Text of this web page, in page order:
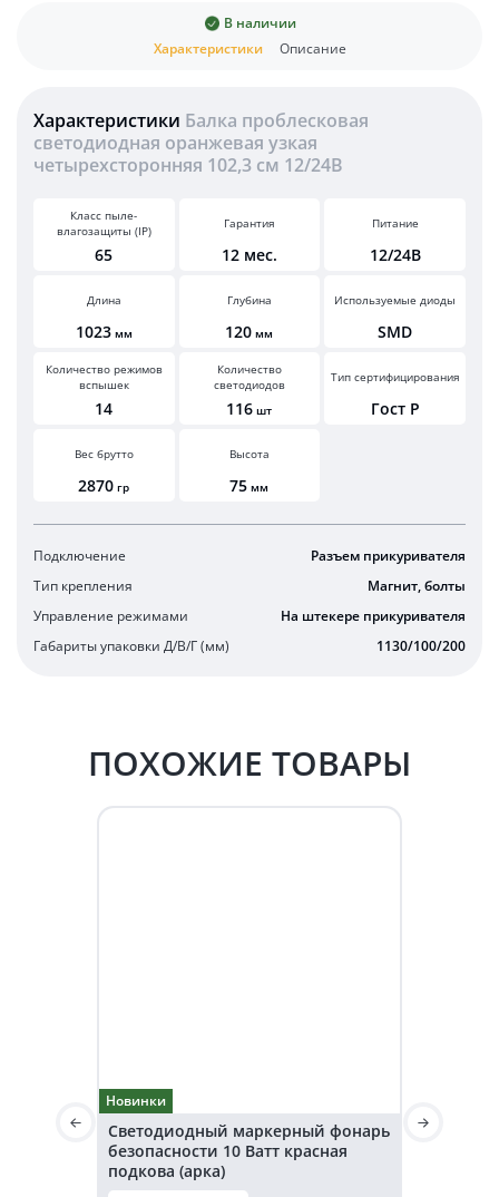
Характеристики Описание
В наличии
Характеристики Балка проблесковая
светодиодная оранжевая узкая
четырехсторонняя 102,3 см 12/24В
Класс пыле-
влагозащиты (IP)
65
Гарантия
12 мес.
Питание
12/24В
Длина
1023 мм
Глубина
120 мм
Используемые диоды
SMD
Количество режимов
вспышек
14
Количество
светодиодов
116 шт
Тип сертифицирования
Гост Р
Вес брутто
2870 гр
Высота
75 мм
Подключение
Разъем прикуривателя
Тип крепления
Магнит, болты
Управление режимами
На штекере прикуривателя
Габариты упаковки Д/В/Г (мм)
1130/100/200
ПОХОЖИЕ ТОВАРЫ
Новинки
Светодиодный маркерный фонарь
безопасности 10 Ватт красная
подкова (арка)